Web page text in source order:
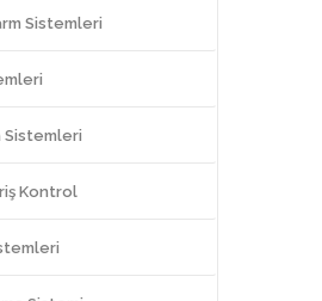
Sistemleri
Sistemleri
Kontrol